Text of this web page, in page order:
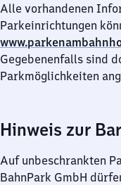
Alle vorhandenen
Parkeinrichtungen
Gegebenenfalls sind
Parkmöglichkeiten
Hinweis zur
Auf unbeschrankten
BahnPark GmbH